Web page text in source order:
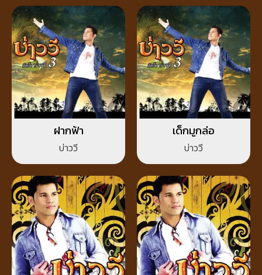
ฝากฟ้า
บ่าววี
เด็กมูกล่อ
บ่าววี